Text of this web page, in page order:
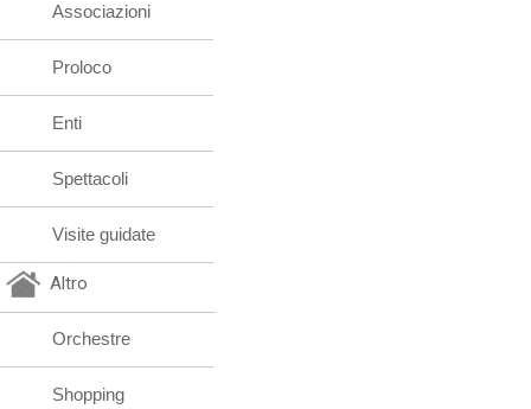
Associazioni
Proloco
Enti
Spettacoli
Visite guidate
Altro
Orchestre
Shopping